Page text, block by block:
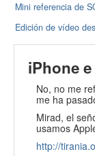
Mini referencia de
Edición de vídeo
iPhone
No, no me
me ha
Mirad, el
usamos
http://